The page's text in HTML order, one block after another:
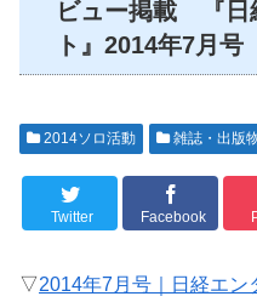
ビュー掲載 『日
ト』2014年7月号
2014ソロ活動 雑誌・出版
Twitter Facebook
▽2014年7月号｜日経エン